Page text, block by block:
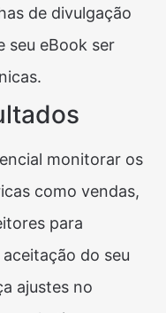
de divulgação
seu eBook ser
monitorar os
como vendas,
para
do seu
ajustes no